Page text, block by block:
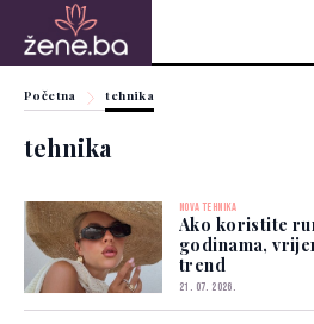
Početna tehnika
tehnika
NOVA TEHNIKA
Ako koristite
godinama,
trend
21. 07. 2026.